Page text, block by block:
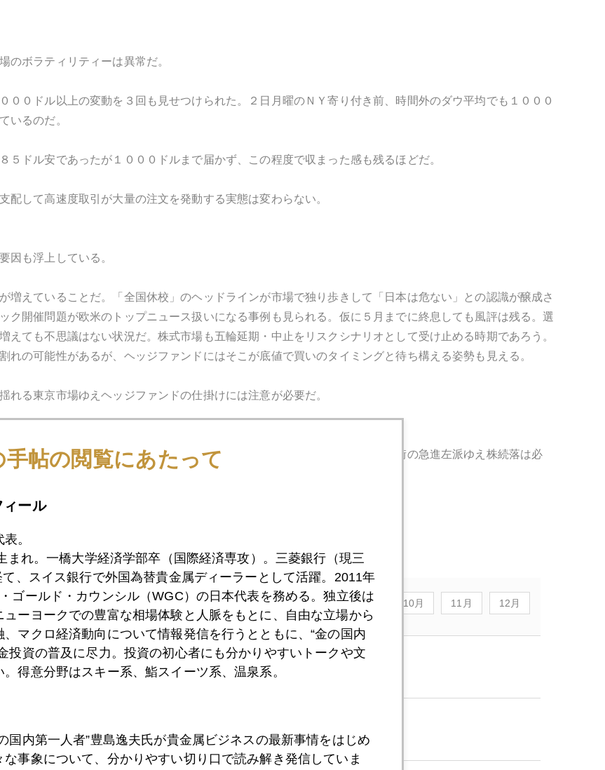
のボラティリティーは異常だ。
００ドル以上の変動を３回も見せつけられた。２日月曜のＮＹ寄り付き前、時間外のダウ平均でも１０００
いるのだ。
５ドル安であったが１０００ドルまで届かず、この程度で収まった感も残るほどだ。
配して高速度取引が大量の注文を発動する実態は変わらない。
因も浮上している。
増えていることだ。「全国休校」のヘッドラインが市場で独り歩きして「日本は危ない」との認識が醸成さ
ク開催問題が欧米のトップニュース扱いになる事例も見られる。仮に５月までに終息しても風評は残る。選
えても不思議はない状況だ。株式市場も五輪延期・中止をリスクシナリオとして受け止める時期であろう。
れの可能性があるが、ヘッジファンドにはそこが底値で買いのタイミングと待ち構える姿勢も見える。
れる東京市場ゆえヘッジファンドの仕掛けには注意が必要だ。
ューズデーの開票結果が入ってくる。サンダース勝利だとアンチ・ウォール街の急進左派ゆえ株続落は必
場でアドレナリン出っぱなし（笑）。
2月 3月 4月 5月 6月 7月 8月 9月 10月 11月 12月
悲惨なコロナ医療現場、今こそ、ＥＳＧ投資の出番
手帖の閲覧にあたって
ィール
。
まれ。一橋大学経済学部卒（国際経済専攻）。三菱銀行（現三
、スイス銀行で外国為替貴金属ディーラーとして活躍。2011年
ゴールド・カウンシル（WGC）の日本代表を務める。独立後は
ューヨークでの豊富な相場体験と人脈をもとに、自由な立場から
マクロ経済動向について情報発信を行うとともに、“金の国内
投資の普及に尽力。投資の初心者にも分かりやすいトークや文
得意分野はスキー系、鮨スイーツ系、温泉系。
国内第一人者”豊島逸夫氏が貴金属ビジネスの最新事情をはじめ
な事象について、分かりやすい切り口で読み解き発信していま